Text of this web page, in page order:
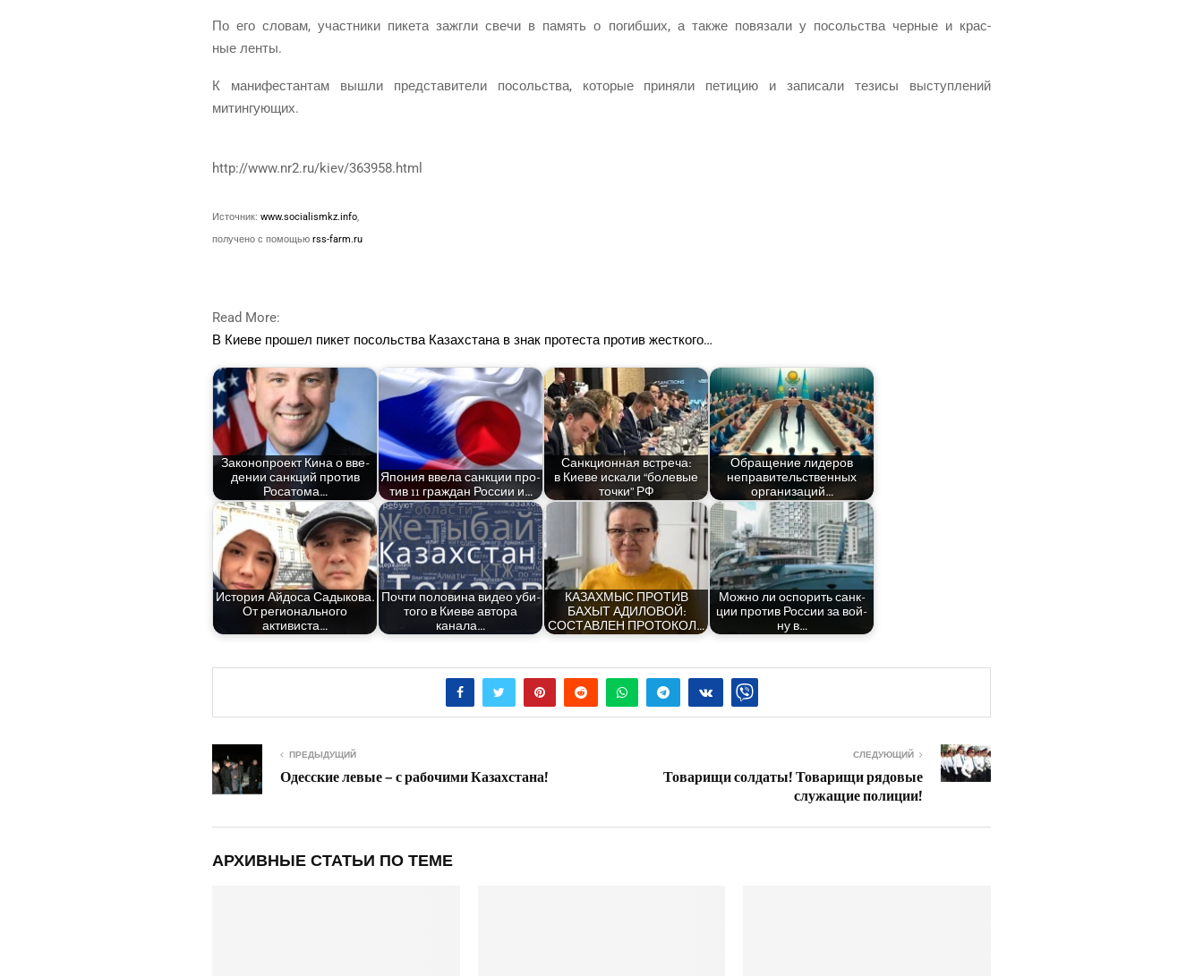
По его сло­вам, участ­ни­ки пике­та зажгли све­чи в память о погиб­ших, а так­же повя­за­ли у посоль­ства чер­ные и крас­
ные ленты.
К мани­фе­стан­там вышли пред­ста­ви­те­ли посоль­ства, кото­рые при­ня­ли пети­цию и запи­са­ли тези­сы выступ­ле­ний
митингующих.
http://www.nr2.ru/kiev/363958.html
Источ­ник: www.socialismkz.info,
полу­че­но с помо­щью rss-farm.ru
Read More:
В Кие­ве про­шел пикет посоль­ства Казах­ста­на в знак про­те­ста про­тив жесткого…
Зако­но­про­ект Кина о вве­
де­нии санк­ций про­тив
Росатома…
Япо­ния вве­ла санк­ции про­
тив 11 граж­дан Рос­сии и…
Санк­ци­он­ная встре­ча:
в Кие­ве иска­ли “боле­вые
точ­ки” РФ
Обра­ще­ние лиде­ров
непра­ви­тель­ствен­ных
организаций…
Исто­рия Айдо­са Сады­ко­ва.
От реги­о­наль­но­го
активиста…
Почти поло­ви­на видео уби­
то­го в Кие­ве авто­ра
канала…
КАЗАХМЫС ПРОТИВ
БАХЫТ АДИЛОВОЙ:
СОСТАВЛЕН ПРОТОКОЛ…
Мож­но ли оспо­рить санк­
ции про­тив Рос­сии за вой­
ну в…
ПРЕДЫДУЩИЙ
Одесские левые – с рабочими Казахстана!
СЛЕДУЮЩИЙ
Товарищи солдаты! Товарищи рядовые
служащие полиции!
АРХИВНЫЕ СТАТЬИ ПО ТЕМЕ